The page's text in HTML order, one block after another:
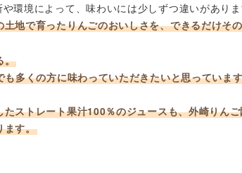
環境によって、味わいには少しずつ違いがあり
土地で育ったりんごのおいしさを、できるだけそ
。
多くの方に味わっていただきたいと思っていま
ストレート果汁100％のジュースも、外崎りん
ます。